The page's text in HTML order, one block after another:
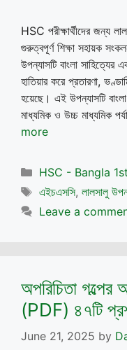
HSC পরীক্ষার্থীদের জন্য
গুরুত্বপূর্ণ শিক্ষা সহায়ক
উপন্যাসটি বাংলা সাহিত্যের
হাতিয়ার করে প্রতারণা,
হয়েছে। এই উপন্যাসটি
মাধ্যমিক ও উচ্চ মাধ্যমিক
more
Categories
HSC - Bangla
Tags
এইচএসসি, লালসালু
Leave a
অপরিচিতা
(PDF) ৪৭টি
June 21, 2025 by